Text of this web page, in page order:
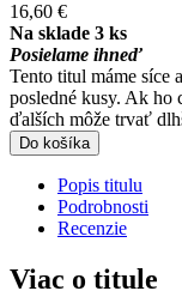
16,60 €
Na sklade 3 ks
Posielame ihneď
Tento titul máme síce
posledné kusy. Ak ho
ďalších môže trvať
Do košíka
Popis titulu
Podrobnosti
Recenzie
Viac o titule